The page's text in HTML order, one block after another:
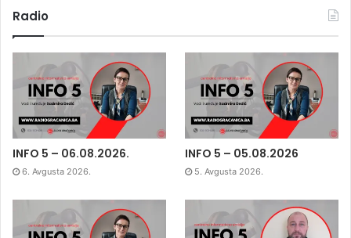
Radio
INFO 5 – 06.08.2026.
6. Avgusta 2026.
INFO 5 – 05.08.2026
5. Avgusta 2026.